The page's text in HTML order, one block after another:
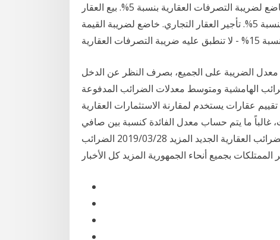
النقل الدولي. 0%. بيع العقار التجاري والسكني. خاضع لضريبة التصرفات العقارية بنسبة 5%. بيع العقار
السكني المستخدم. خاضع لضريبة التصرفات العقارية بنسبة 5%. تأجير العقار التجاري. خاضع لضريبة القيمة
معدل الضريبة على الجميع، بصرف النظر عن الدخل
الهامشية ومتوسط معدلات الضرائب المدفوعة
عقارات يستخدم لمقارنة الاستثمارات العقارية
غالباً ما يتم حساب معدل الفائدة كنسبة بين صافي
إيرادات التشغيل الناتجة أول تصريح لرئيس مصلحة الضرائب العقارية الجديد المزيد 2019/03/28 الضرائب
بجميع أنحاء الجمهورية المزيد كل الأخبار